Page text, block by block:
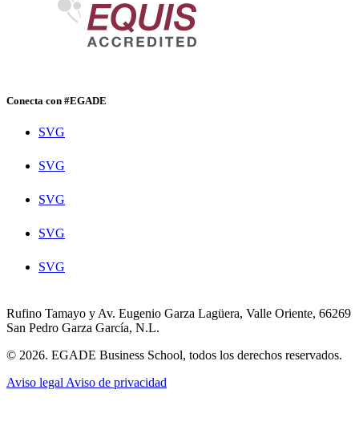
Conecta con #EGADE
SVG
SVG
SVG
SVG
SVG
Rufino Tamayo y Av. Eugenio Garza Lagüera, Valle Oriente, 66269
San Pedro Garza García, N.L.
© 2026. EGADE Business School, todos los derechos reservados.
Aviso legal Aviso de privacidad